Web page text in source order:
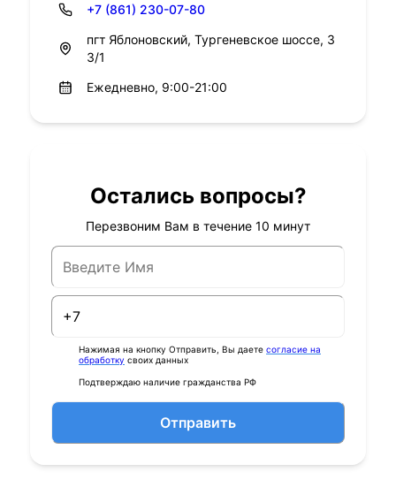
+7 (861) 230-07-80
пгт Яблоновский, Тургеневское шоссе, 3
3/1
Ежедневно, 9:00-21:00
Остались вопросы?
Перезвоним Вам в течение 10 минут
Нажимая на кнопку Отправить, Вы даете согласие на
обработку своих данных
Подтверждаю наличие гражданства РФ
Отправить